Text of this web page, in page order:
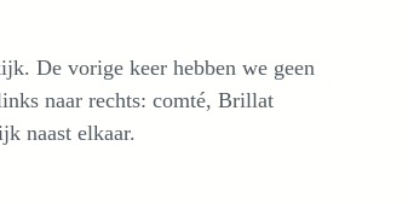
De vorige keer hebben we geen
naar rechts: comté, Brillat
naast elkaar.